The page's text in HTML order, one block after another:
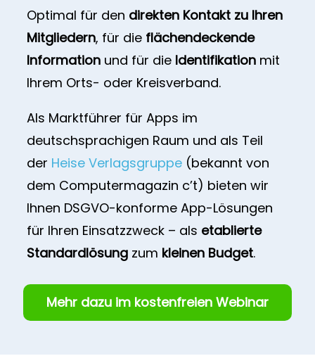
Optimal für den direkten Kontakt zu Ihren
Mitgliedern, für die flächendeckende
Informationund für die Identifikation mit
Ihrem Orts- oder Kreisverband.
Als Marktführer für Apps im
deutschsprachigen Raum und als Teil
der Heise Verlagsgruppe(bekannt von
dem Computermagazin c’t) bieten wir
Ihnen DSGVO-konforme App-Lösungen
für Ihren Einsatzzweck – als etablierte
Standardlösungzum kleinen Budget.
Mehr dazu im kostenfreien Webinar